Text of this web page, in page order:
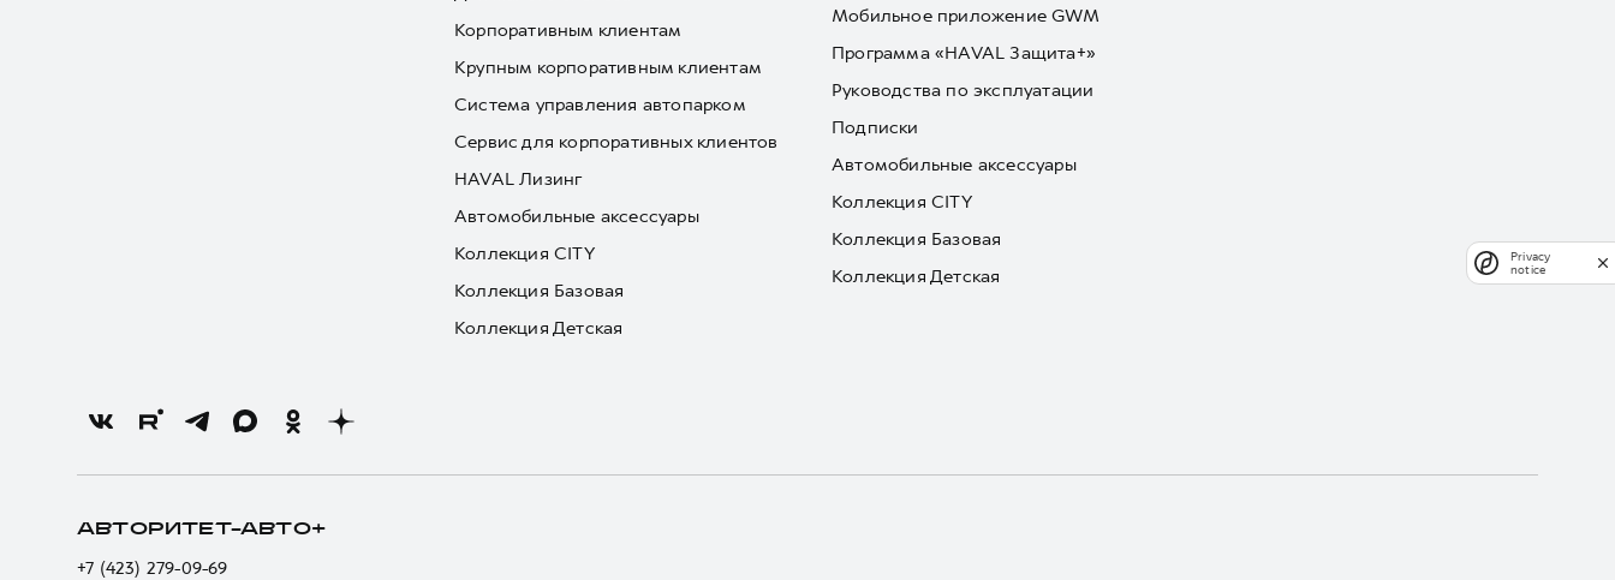
Корпоративным клиентам
Крупным корпоративным клиентам
Система управления автопарком
Сервис для корпоративных клиентов
HAVAL Лизинг
Автомобильные аксессуары
Коллекция CITY
Коллекция Базовая
Коллекция Детская
Мобильное приложение GWM
Программа «HAVAL Защита+»
Руководства по эксплуатации
Подписки
Автомобильные аксессуары
Коллекция CITY
Коллекция Базовая
Коллекция Детская
АВТОРИТЕТ-АВТО+
+7 (423) 279-09-69
Privacy
notice